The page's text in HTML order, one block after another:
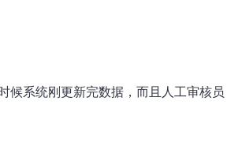
候系统刚更新完数据，而且人工审核员